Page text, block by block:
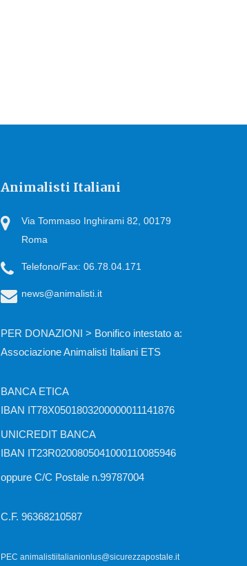
Animalisti Italiani
Via Tommaso Inghirami 82, 00179
Roma
Telefono/Fax: 06.78.04.171
news@animalisti.it
PER DONAZIONI > Bonifico intestato a:
Associazione Animalisti Italiani ETS
BANCA ETICA
IBAN IT78X0501803200000011141876
UNICREDIT BANCA
IBAN IT23R0200805041000110085946
oppure C/C Postale n.99787004
C.F. 96368210587
PEC animalistiitalianionlus@sicurezzapostale.it